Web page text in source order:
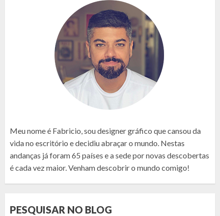
Meu nome é Fabricio, sou designer gráfico que cansou da
vida no escritório e decidiu abraçar o mundo. Nestas
andanças já foram 65 países e a sede por novas descobertas
é cada vez maior. Venham descobrir o mundo comigo!
PESQUISAR NO BLOG